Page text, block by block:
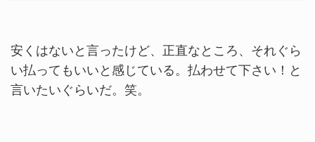
安くはないと言ったけど、正直なところ、それぐら
い払ってもいいと感じている。払わせて下さい！と
言いたいぐらいだ。笑。